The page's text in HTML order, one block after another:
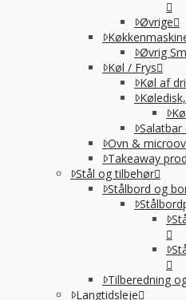
Øvrige
Øvrig
Køl / Frys
Køl af
Ovn &
Takeaway
Stål og tilbehør
Stålbord og
Tilberedning
Langtidsleje